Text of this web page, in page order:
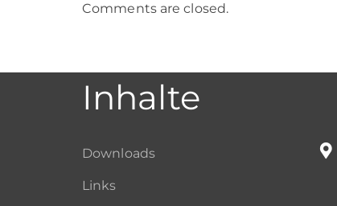
Comments are closed.
Inhalte
Downloads
Links